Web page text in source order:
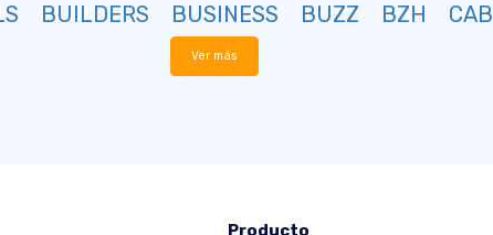
BUILDERS BUSINESS BUZZ BZH CAB
Ver más
Producto